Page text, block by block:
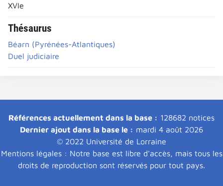
XVIe
Thésaurus
Béarn (Pyrénées-Atlantiques)
Duel judiciaire
Références actuellement dans la base : 128682 notices
Dernier ajout dans la base le : mardi 4 août 2026
© 2022 Université de Lorraine
Mentions légales : Notre base est libre d'accès, mais tous les
droits de reproduction sont réservés pour tout pays.